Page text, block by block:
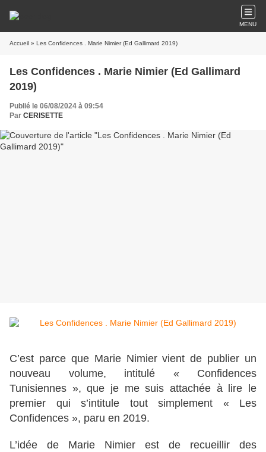
MENU
Accueil » Les Confidences . Marie Nimier (Ed Gallimard 2019)
Les Confidences . Marie Nimier (Ed Gallimard
2019)
Publié le 06/08/2024 à 09:54
Par CERISETTE
C’est parce que Marie Nimier vient de publier un
nouveau volume, intitulé « Confidences
Tunisiennes », que je me suis attachée à lire le
premier qui s’intitule tout simplement « Les
Confidences », paru en 2019.
L’idée de Marie Nimier est de recueillir des